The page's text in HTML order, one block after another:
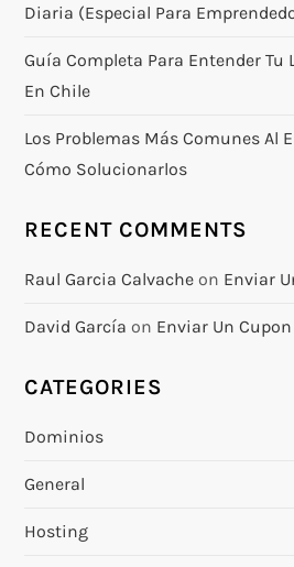
Diaria (especial Para
Guía Completa Para Entender Tu
En Chile
Los Problemas Más Comunes Al
Cómo Solucionarlos
RECENT COMMENTS
Raul Garcia Calvache on Enviar
David García on Enviar Un Cupon
CATEGORIES
Dominios
General
Hosting